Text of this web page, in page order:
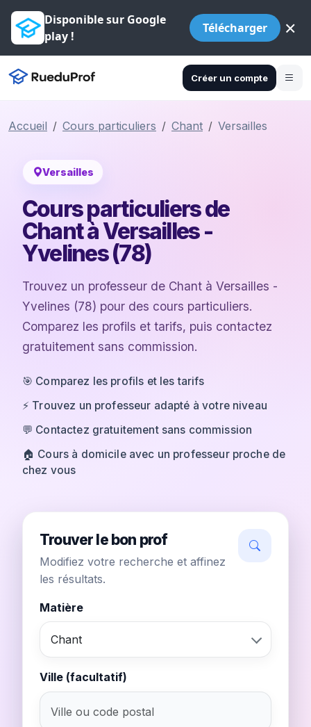
Disponible sur Google
play !
Télécharger ×
Créer un compte
Accueil Cours particuliers Chant Versailles
Versailles
Cours particuliers de
Chant à Versailles -
Yvelines (78)
Trouvez un professeur de Chant à Versailles -
Yvelines (78) pour des cours particuliers.
Comparez les profils et tarifs, puis contactez
gratuitement sans commission.
🎯 Comparez les profils et les tarifs
⚡ Trouvez un professeur adapté à votre niveau
💬 Contactez gratuitement sans commission
🏠 Cours à domicile avec un professeur proche de
chez vous
Trouver le bon prof
Modifiez votre recherche et affinez
les résultats.
Matière
Chant
Ville (facultatif)